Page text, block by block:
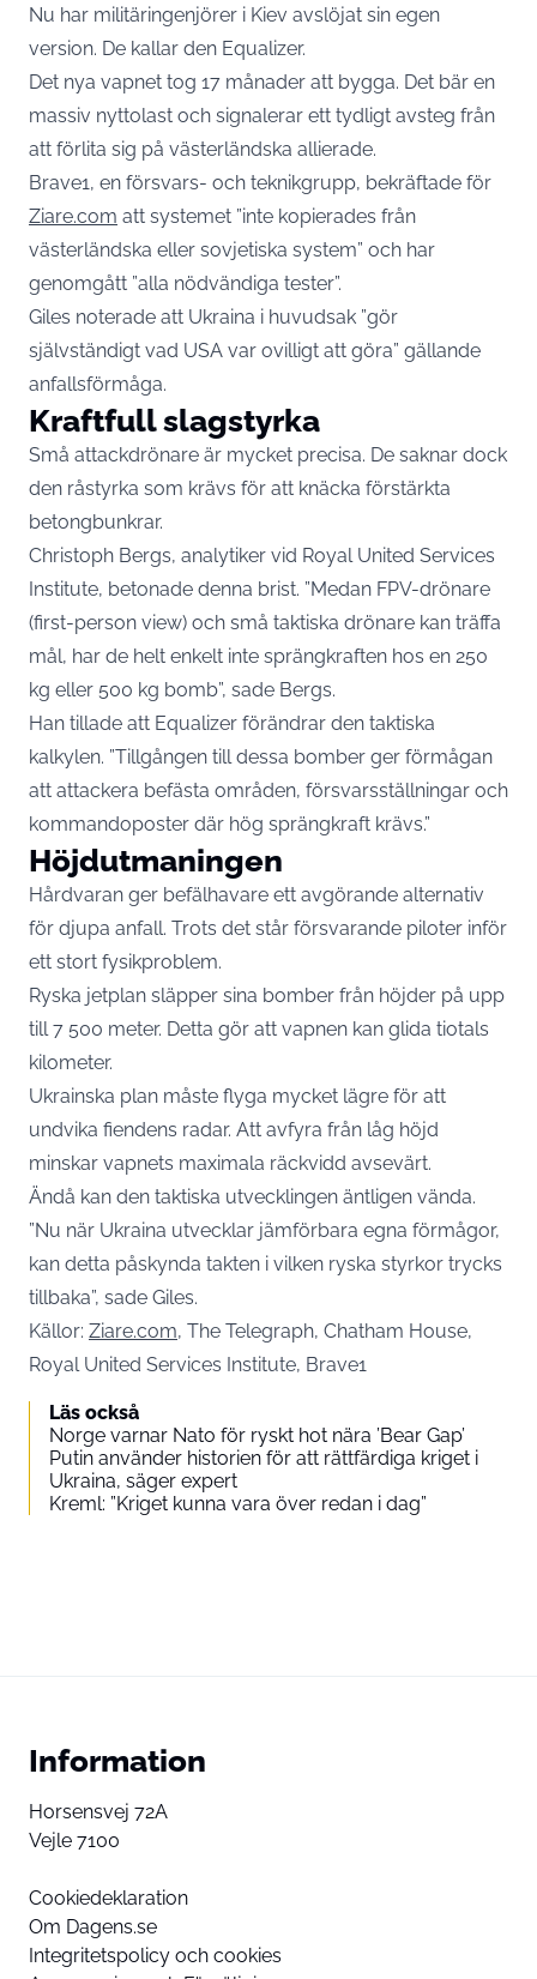
Nu har militäringenjörer i Kiev avslöjat sin egen
version. De kallar den Equalizer.
Det nya vapnet tog 17 månader att bygga. Det bär en
massiv nyttolast och signalerar ett tydligt avsteg från
att förlita sig på västerländska allierade.
Brave1, en försvars- och teknikgrupp, bekräftade för
Ziare.com att systemet ”inte kopierades från
västerländska eller sovjetiska system” och har
genomgått ”alla nödvändiga tester”.
Giles noterade att Ukraina i huvudsak ”gör
självständigt vad USA var ovilligt att göra” gällande
anfallsförmåga.
Kraftfull slagstyrka
Små attackdrönare är mycket precisa. De saknar dock
den råstyrka som krävs för att knäcka förstärkta
betongbunkrar.
Christoph Bergs, analytiker vid Royal United Services
Institute, betonade denna brist. ”Medan FPV-drönare
(first-person view) och små taktiska drönare kan träffa
mål, har de helt enkelt inte sprängkraften hos en 250
kg eller 500 kg bomb”, sade Bergs.
Han tillade att Equalizer förändrar den taktiska
kalkylen. ”Tillgången till dessa bomber ger förmågan
att attackera befästa områden, försvarsställningar och
kommandoposter där hög sprängkraft krävs.”
Höjdutmaningen
Hårdvaran ger befälhavare ett avgörande alternativ
för djupa anfall. Trots det står försvarande piloter inför
ett stort fysikproblem.
Ryska jetplan släpper sina bomber från höjder på upp
till 7 500 meter. Detta gör att vapnen kan glida tiotals
kilometer.
Ukrainska plan måste flyga mycket lägre för att
undvika fiendens radar. Att avfyra från låg höjd
minskar vapnets maximala räckvidd avsevärt.
Ändå kan den taktiska utvecklingen äntligen vända.
”Nu när Ukraina utvecklar jämförbara egna förmågor,
kan detta påskynda takten i vilken ryska styrkor trycks
tillbaka”, sade Giles.
Källor: Ziare.com, The Telegraph, Chatham House,
Royal United Services Institute, Brave1
Läs också
Norge varnar Nato för ryskt hot nära ’Bear Gap’
Putin använder historien för att rättfärdiga kriget i
Ukraina, säger expert
Kreml: ”Kriget kunna vara över redan i dag”
Information
Horsensvej 72A
Vejle 7100
Cookiedeklaration
Om Dagens.se
Integritetspolicy och cookies